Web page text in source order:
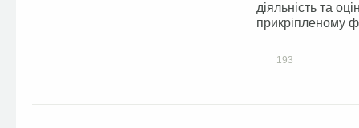
діяльність та
прикріпленому
193